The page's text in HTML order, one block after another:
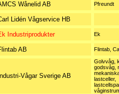
Wånelid AB Pfreundt
Lidén Vågservice HB
Industriprodukter Ek
AB Flintab,
Industri-Vågar Sverige AB
Golvvåg,
godsvåg,
lastceller,